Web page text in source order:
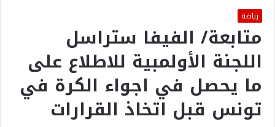
رياضة
متابعة/ الفيفا ستراسل
اللجنة الأولمبية للاطلاع على
ما يحصل في اجواء الكرة في
تونس قبل اتخاذ القرارات